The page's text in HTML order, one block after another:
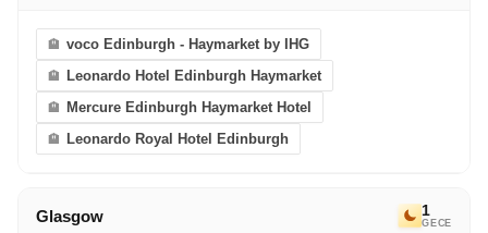
voco Edinburgh - Haymarket by IHG
Leonardo Hotel Edinburgh Haymarket
Mercure Edinburgh Haymarket Hotel
Leonardo Royal Hotel Edinburgh
Glasgow 1
GECE